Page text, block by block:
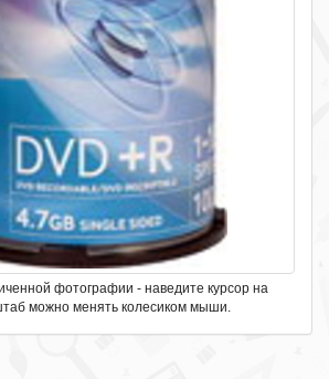
фотографии - наведите курсор на
можно менять колесиком мыши.